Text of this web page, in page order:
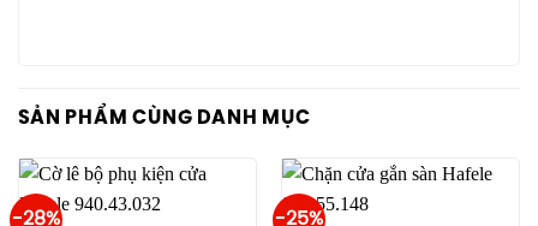
SẢN PHẨM CÙNG DANH MỤC
-28% -25%